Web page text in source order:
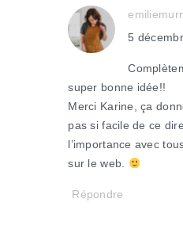
5
super bonne idée!!
Merci Karine, ça
pas si facile de ce
l’importance avec
sur le web.
Répondre